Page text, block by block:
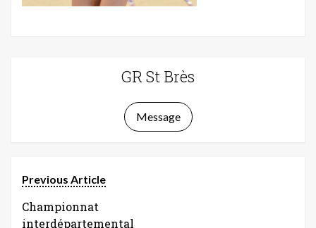
GR St Brès
Message
Previous Article
Championnat
interdépartemental